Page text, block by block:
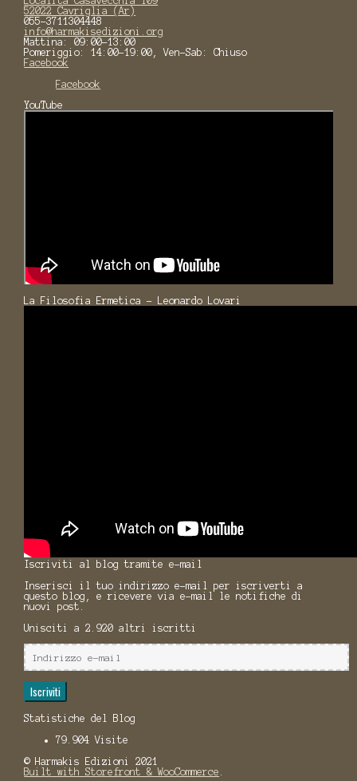
52022 Cavriglia (Ar)
055-3711304448
info@harmakisedizioni.org
Mattina: 09:00-13:00
Pomeriggio: 14:00-19:00, Ven-Sab: Chiuso
Facebook
Facebook
YouTube
La Filosofia Ermetica - Leonardo Lovari
Iscriviti al blog tramite e-mail
Inserisci il tuo indirizzo e-mail per iscriverti a
questo blog, e ricevere via e-mail le notifiche di
nuovi post.
Unisciti a 2.920 altri iscritti
Indirizzo
e-
mail
Iscriviti
Statistiche del Blog
79.904 Visite
© Harmakis Edizioni 2021
Built with Storefront & WooCommerce